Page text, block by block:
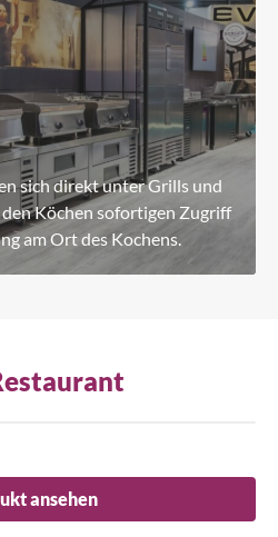
sich direkt unter Grills und
Köchen sofortigen Zugriff
am Ort des Kochens.
ansehen